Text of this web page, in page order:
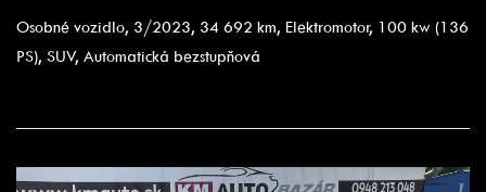
Osobné vozidlo, 3/2023, 34 692 km, Elektromotor, 100 kw (136
PS), SUV, Automatická bezstupňová